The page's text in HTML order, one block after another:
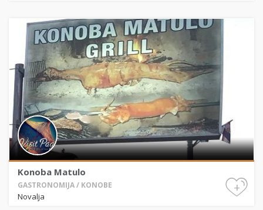
Konoba Matulo
GASTRONOMIJA / KONOBE
Novalja
+